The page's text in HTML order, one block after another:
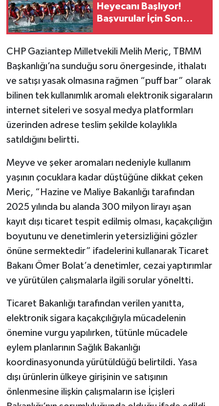
Heyecanı Başlıyor!
Başvurular İçin Son
CHP Gaziantep Milletvekili Melih Meriç, TBMM
Başkanlığı’na sunduğu soru önergesinde, ithalatı
ve satışı yasak olmasına rağmen “puff bar” olarak
bilinen tek kullanımlık aromalı elektronik sigaraların
internet siteleri ve sosyal medya platformları
üzerinden adrese teslim şekilde kolaylıkla
satıldığını belirtti.
Meyve ve şeker aromaları nedeniyle kullanım
yaşının çocuklara kadar düştüğüne dikkat çeken
Meriç, “Hazine ve Maliye Bakanlığı tarafından
2025 yılında bu alanda 300 milyon lirayı aşan
kayıt dışı ticaret tespit edilmiş olması, kaçakçılığın
boyutunu ve denetimlerin yetersizliğini gözler
önüne sermektedir” ifadelerini kullanarak Ticaret
Bakanı Ömer Bolat’a denetimler, cezai yaptırımlar
ve yürütülen çalışmalarla ilgili sorular yöneltti.
Ticaret Bakanlığı tarafından verilen yanıtta,
elektronik sigara kaçakçılığıyla mücadelenin
önemine vurgu yapılırken, tütünle mücadele
eylem planlarının Sağlık Bakanlığı
koordinasyonunda yürütüldüğü belirtildi. Yasa
dışı ürünlerin ülkeye girişinin ve satışının
önlenmesine ilişkin çalışmaların ise İçişleri